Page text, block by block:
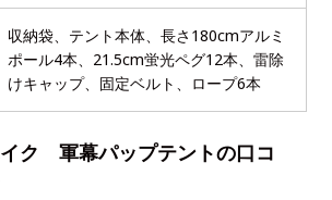
収納袋、テント本体、長さ180cmアルミ
ポール4本、21.5cm蛍光ペグ12本、雷除
けキャップ、固定ベルト、ロープ6本
ク 軍幕パップテントの口コ